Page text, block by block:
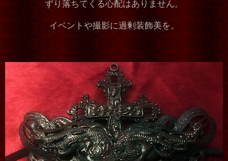
ずり落ちてくる心配はありません。
イベントや撮影に過剰装飾美を。